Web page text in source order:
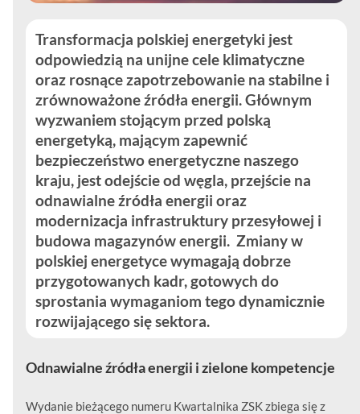
Transformacja polskiej energetyki jest
odpowiedzią na unijne cele klimatyczne
oraz rosnące zapotrzebowanie na stabilne i
zrównoważone źródła energii. Głównym
wyzwaniem stojącym przed polską
energetyką, mającym zapewnić
bezpieczeństwo energetyczne naszego
kraju, jest odejście od węgla, przejście na
odnawialne źródła energii oraz
modernizacja infrastruktury przesyłowej i
budowa magazynów energii. Zmiany w
polskiej energetyce wymagają dobrze
przygotowanych kadr, gotowych do
sprostania wymaganiom tego dynamicznie
rozwijającego się sektora.
Odnawialne źródła energii i zielone kompetencje
Wydanie bieżącego numeru Kwartalnika ZSK zbiega się z